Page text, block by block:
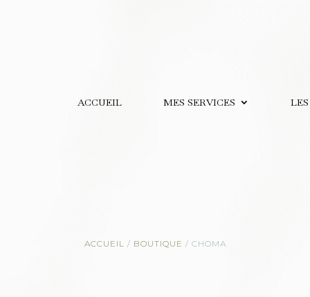
ACCUEIL MES SERVICES
ACCUEIL / BOUTIQUE / CHOMA